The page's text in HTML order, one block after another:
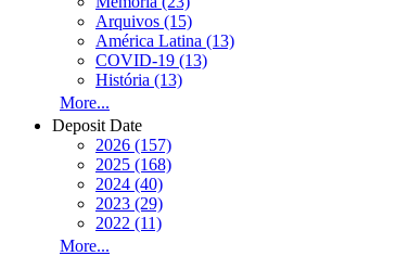
Arquivos (15)
América Latina (13)
COVID-19 (13)
História (13)
More...
Deposit Date
2026 (157)
2025 (168)
2024 (40)
2023 (29)
2022 (11)
More...